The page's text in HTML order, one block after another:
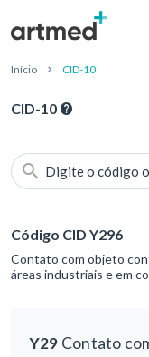
Início CID-10
CID-10
Digite o código
Código CID Y296
Contato com objeto
áreas industriais e em
Y29 Contato